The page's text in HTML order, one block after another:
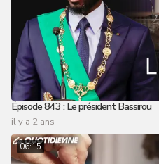
Épisode 843 : Le président Bassirou
il y a 2 ans
06:15